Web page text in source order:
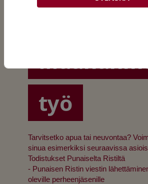
työ
Tarvitsetko apua tai neuvontaa?
sinua esimerkiksi seuraavissa
Todistukset Punaiselta Ristiltä
- Punaisen Ristin viestin
oleville perheenjäsenille